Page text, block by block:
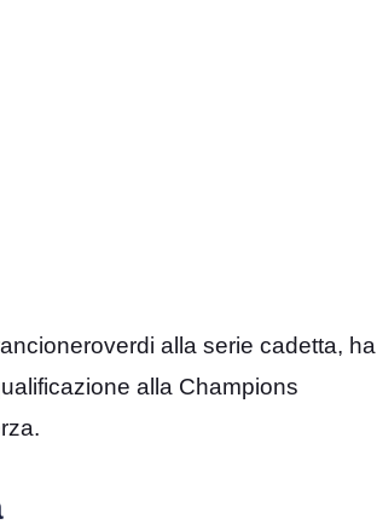
alla serie cadetta, ha
alla Champions